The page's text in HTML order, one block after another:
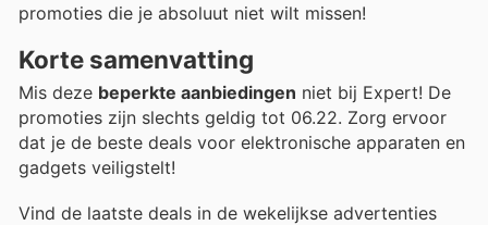
promoties die je absoluut niet wilt missen!
Korte samenvatting
Mis deze beperkte aanbiedingen niet bij Expert! De
promoties zijn slechts geldig tot 06.22. Zorg ervoor
dat je de beste deals voor elektronische apparaten en
gadgets veiligstelt!
Vind de laatste deals in de wekelijkse advertenties